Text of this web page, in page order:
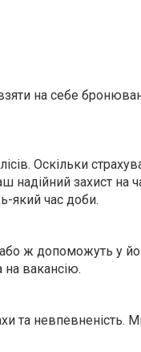
на себе
Оскільки
захист на
який час доби.
ж допоможуть у
на вакансію.
та